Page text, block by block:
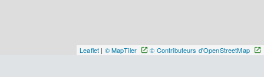
Leaflet | © MapTiler © Contributeurs d'OpenStreetMap